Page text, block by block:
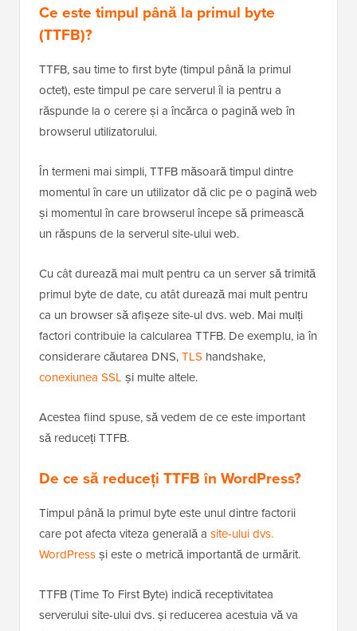
Ce este timpul până la primul byte
(TTFB)?
TTFB, sau time to first byte (timpul până la primul
octet), este timpul pe care serverul îl ia pentru a
răspunde la o cerere și a încărca o pagină web în
browserul utilizatorului.
În termeni mai simpli, TTFB măsoară timpul dintre
momentul în care un utilizator dă clic pe o pagină web
și momentul în care browserul începe să primească
un răspuns de la serverul site-ului web.
Cu cât durează mai mult pentru ca un server să trimită
primul byte de date, cu atât durează mai mult pentru
ca un browser să afișeze site-ul dvs. web. Mai mulți
factori contribuie la calcularea TTFB. De exemplu, ia în
considerare căutarea DNS,TLS handshake,
conexiunea SSL și multe altele.
Acestea fiind spuse, să vedem de ce este important
să reduceți TTFB.
De ce să reduceți TTFB în WordPress?
Timpul până la primul byte este unul dintre factorii
care pot afecta viteza generală a site-ului dvs.
WordPressși este o metrică importantă de urmărit.
TTFB (Time To First Byte) indică receptivitatea
serverului site-ului dvs. și reducerea acestuia vă va